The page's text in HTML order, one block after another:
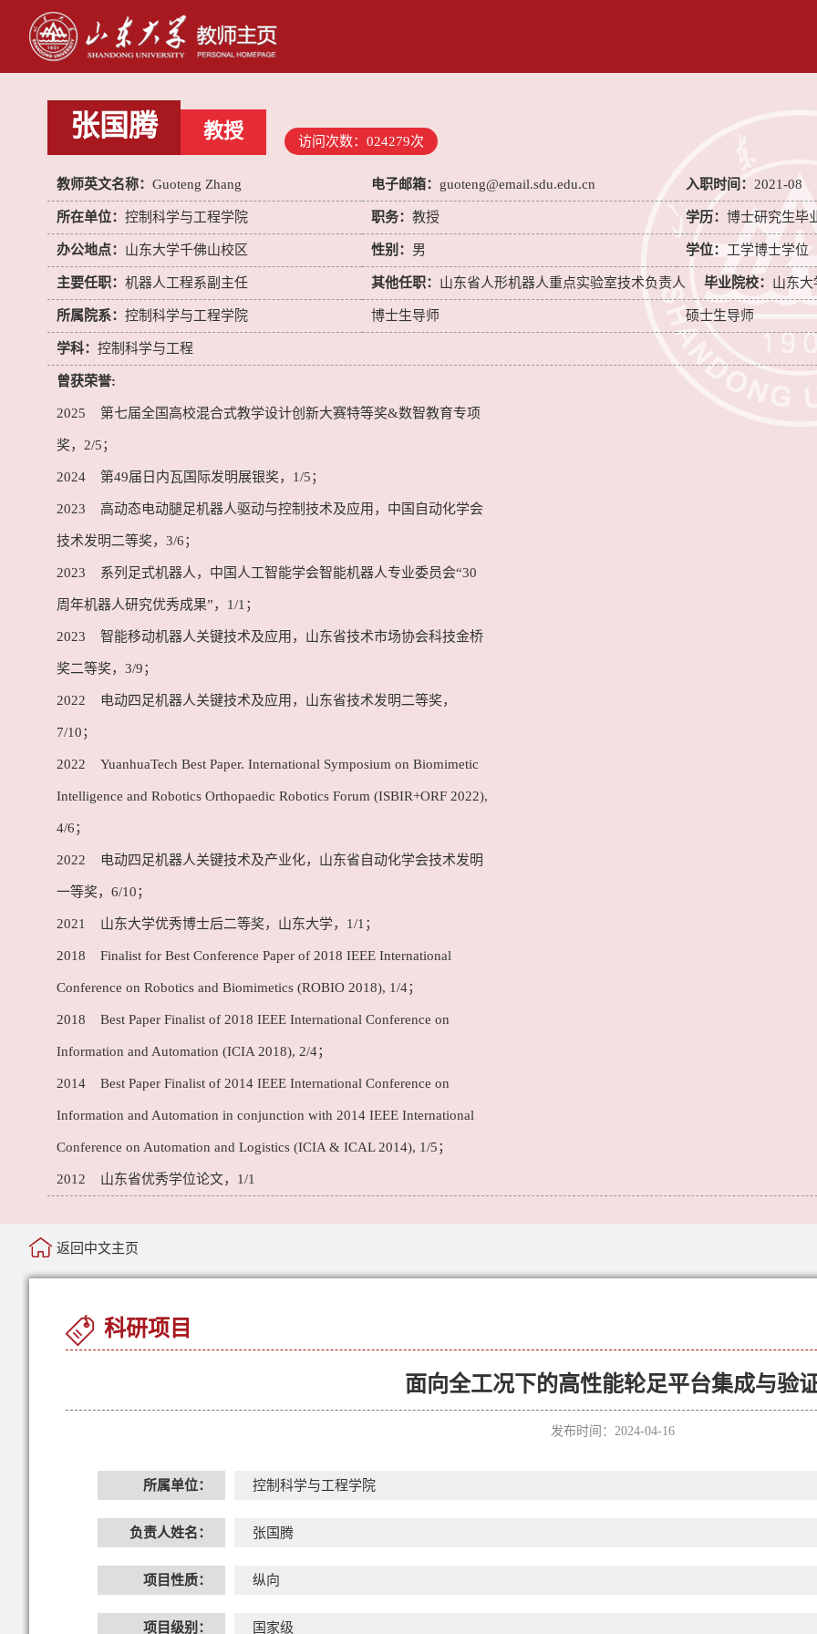
张国腾 教授 访问次数： 024279次
教师英文名称： Guoteng Zhang 电子邮箱： guoteng@email.sdu.edu.cn 入职时间： 2021-08
所在单位： 控制科学与工程学院 职务： 教授 学历： 博士研究生毕
办公地点： 山东大学千佛山校区 性别： 男 学位： 工学博士学位
主要任职： 机器人工程系副主任 其他任职： 山东省人形机器人重点实验室技术负责人 毕业院校： 山东大
所属院系： 控制科学与工程学院 博士生导师 硕士生导师
学科： 控制科学与工程
曾获荣誉:
2025 第七届全国高校混合式教学设计创新大赛特等奖&数智教育专项
奖，2/5；
2024 第49届日内瓦国际发明展银奖，1/5；
2023 高动态电动腿足机器人驱动与控制技术及应用，中国自动化学会
技术发明二等奖，3/6；
2023 系列足式机器人，中国人工智能学会智能机器人专业委员会“30
周年机器人研究优秀成果”，1/1；
2023 智能移动机器人关键技术及应用，山东省技术市场协会科技金桥
奖二等奖，3/9；
2022 电动四足机器人关键技术及应用，山东省技术发明二等奖，
7/10；
2022 YuanhuaTech Best Paper. International Symposium on Biomimetic
Intelligence and Robotics Orthopaedic Robotics Forum (ISBIR+ORF 2022),
4/6；
2022 电动四足机器人关键技术及产业化，山东省自动化学会技术发明
一等奖，6/10；
2021 山东大学优秀博士后二等奖，山东大学，1/1；
2018 Finalist for Best Conference Paper of 2018 IEEE International
Conference on Robotics and Biomimetics (ROBIO 2018), 1/4；
2018 Best Paper Finalist of 2018 IEEE International Conference on
Information and Automation (ICIA 2018), 2/4；
2014 Best Paper Finalist of 2014 IEEE International Conference on
Information and Automation in conjunction with 2014 IEEE International
Conference on Automation and Logistics (ICIA & ICAL 2014), 1/5；
2012 山东省优秀学位论文，1/1
返回中文主页
科研项目
面向全工况下的高性能轮足平台集成与验
发布时间：2024-04-16
所属单位： 控制科学与工程学院
负责人姓名： 张国腾
项目性质： 纵向
项目级别： 国家级